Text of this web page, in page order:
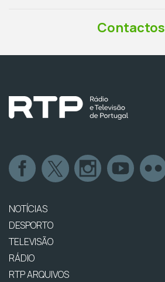
Contactos
NOTÍCIAS
DESPORTO
TELEVISÃO
RÁDIO
RTP ARQUIVOS